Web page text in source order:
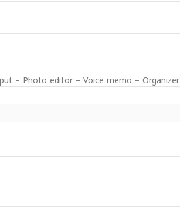
– Photo editor – Voice memo – Organizer